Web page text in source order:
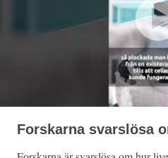
Forskarna svarslösa